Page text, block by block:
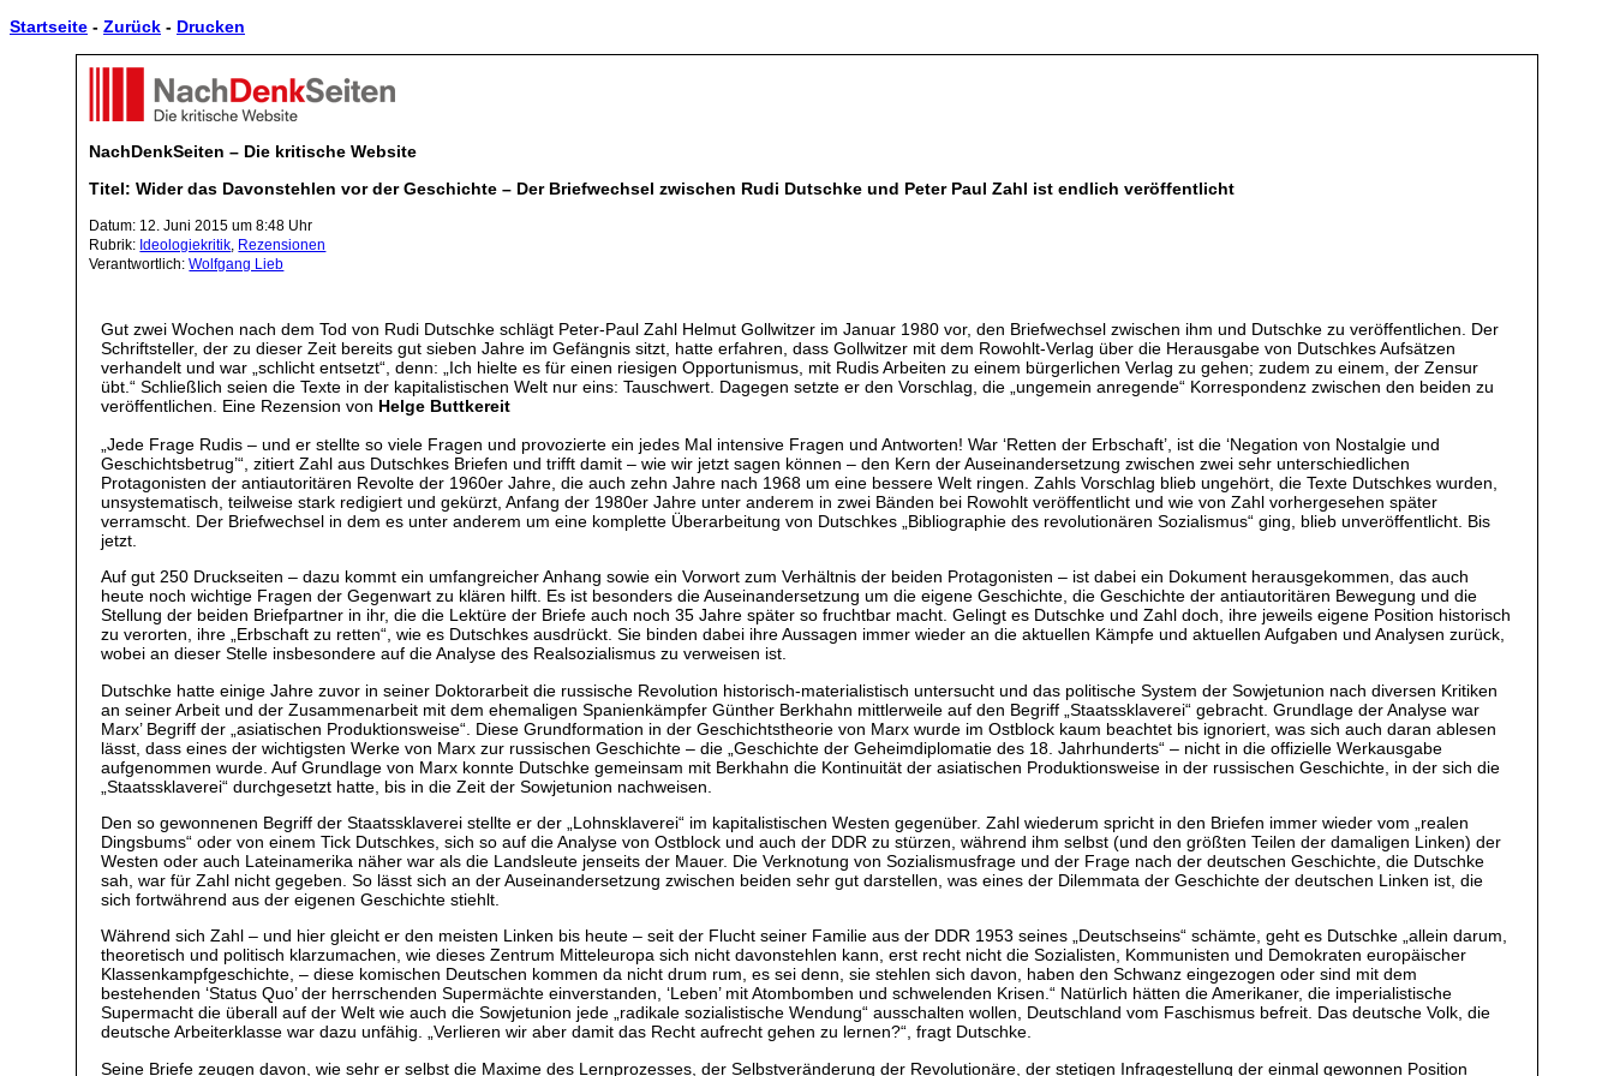
Startseite - Zurück - Drucken
NachDenkSeiten – Die kritische Website
Titel: Wider das Davonstehlen vor der Geschichte – Der Briefwechsel zwischen Rudi Dutschke und Peter Paul Zahl ist endlich veröffentlicht
Datum: 12. Juni 2015 um 8:48 Uhr
Rubrik: Ideologiekritik, Rezensionen
Verantwortlich:Wolfgang Lieb
Gut zwei Wochen nach dem Tod von Rudi Dutschke schlägt Peter-Paul Zahl Helmut Gollwitzer im Januar 1980 vor, den Briefwechsel zwischen ihm und Dutschke zu veröffentlichen. Der
Schriftsteller, der zu dieser Zeit bereits gut sieben Jahre im Gefängnis sitzt, hatte erfahren, dass Gollwitzer mit dem Rowohlt-Verlag über die Herausgabe von Dutschkes Aufsätzen
verhandelt und war „schlicht entsetzt“, denn: „Ich hielte es für einen riesigen Opportunismus, mit Rudis Arbeiten zu einem bürgerlichen Verlag zu gehen; zudem zu einem, der Zensur
übt.“ Schließlich seien die Texte in der kapitalistischen Welt nur eins: Tauschwert. Dagegen setzte er den Vorschlag, die „ungemein anregende“ Korrespondenz zwischen den beiden zu
veröffentlichen. Eine Rezension von Helge Buttkereit
„Jede Frage Rudis – und er stellte so viele Fragen und provozierte ein jedes Mal intensive Fragen und Antworten! War ‘Retten der Erbschaft’, ist die ‘Negation von Nostalgie und
Geschichtsbetrug’“, zitiert Zahl aus Dutschkes Briefen und trifft damit – wie wir jetzt sagen können – den Kern der Auseinandersetzung zwischen zwei sehr unterschiedlichen
Protagonisten der antiautoritären Revolte der 1960er Jahre, die auch zehn Jahre nach 1968 um eine bessere Welt ringen. Zahls Vorschlag blieb ungehört, die Texte Dutschkes wurden,
unsystematisch, teilweise stark redigiert und gekürzt, Anfang der 1980er Jahre unter anderem in zwei Bänden bei Rowohlt veröffentlicht und wie von Zahl vorhergesehen später
verramscht. Der Briefwechsel in dem es unter anderem um eine komplette Überarbeitung von Dutschkes „Bibliographie des revolutionären Sozialismus“ ging, blieb unveröffentlicht. Bis
jetzt.
Auf gut 250 Druckseiten – dazu kommt ein umfangreicher Anhang sowie ein Vorwort zum Verhältnis der beiden Protagonisten – ist dabei ein Dokument herausgekommen, das auch
heute noch wichtige Fragen der Gegenwart zu klären hilft. Es ist besonders die Auseinandersetzung um die eigene Geschichte, die Geschichte der antiautoritären Bewegung und die
Stellung der beiden Briefpartner in ihr, die die Lektüre der Briefe auch noch 35 Jahre später so fruchtbar macht. Gelingt es Dutschke und Zahl doch, ihre jeweils eigene Position historisch
zu verorten, ihre „Erbschaft zu retten“, wie es Dutschkes ausdrückt. Sie binden dabei ihre Aussagen immer wieder an die aktuellen Kämpfe und aktuellen Aufgaben und Analysen zurück,
wobei an dieser Stelle insbesondere auf die Analyse des Realsozialismus zu verweisen ist.
Dutschke hatte einige Jahre zuvor in seiner Doktorarbeit die russische Revolution historisch-materialistisch untersucht und das politische System der Sowjetunion nach diversen Kritiken
an seiner Arbeit und der Zusammenarbeit mit dem ehemaligen Spanienkämpfer Günther Berkhahn mittlerweile auf den Begriff „Staatssklaverei“ gebracht. Grundlage der Analyse war
Marx’ Begriff der „asiatischen Produktionsweise“. Diese Grundformation in der Geschichtstheorie von Marx wurde im Ostblock kaum beachtet bis ignoriert, was sich auch daran ablesen
lässt, dass eines der wichtigsten Werke von Marx zur russischen Geschichte – die „Geschichte der Geheimdiplomatie des 18. Jahrhunderts“ – nicht in die offizielle Werkausgabe
aufgenommen wurde. Auf Grundlage von Marx konnte Dutschke gemeinsam mit Berkhahn die Kontinuität der asiatischen Produktionsweise in der russischen Geschichte, in der sich die
„Staatssklaverei“ durchgesetzt hatte, bis in die Zeit der Sowjetunion nachweisen.
Den so gewonnenen Begriff der Staatssklaverei stellte er der „Lohnsklaverei“ im kapitalistischen Westen gegenüber. Zahl wiederum spricht in den Briefen immer wieder vom „realen
Dingsbums“ oder von einem Tick Dutschkes, sich so auf die Analyse von Ostblock und auch der DDR zu stürzen, während ihm selbst (und den größten Teilen der damaligen Linken) der
Westen oder auch Lateinamerika näher war als die Landsleute jenseits der Mauer. Die Verknotung von Sozialismusfrage und der Frage nach der deutschen Geschichte, die Dutschke
sah, war für Zahl nicht gegeben. So lässt sich an der Auseinandersetzung zwischen beiden sehr gut darstellen, was eines der Dilemmata der Geschichte der deutschen Linken ist, die
sich fortwährend aus der eigenen Geschichte stiehlt.
Während sich Zahl – und hier gleicht er den meisten Linken bis heute – seit der Flucht seiner Familie aus der DDR 1953 seines „Deutschseins“ schämte, geht es Dutschke „allein darum,
theoretisch und politisch klarzumachen, wie dieses Zentrum Mitteleuropa sich nicht davonstehlen kann, erst recht nicht die Sozialisten, Kommunisten und Demokraten europäischer
Klassenkampfgeschichte, – diese komischen Deutschen kommen da nicht drum rum, es sei denn, sie stehlen sich davon, haben den Schwanz eingezogen oder sind mit dem
bestehenden ‘Status Quo’ der herrschenden Supermächte einverstanden, ‘Leben’ mit Atombomben und schwelenden Krisen.“ Natürlich hätten die Amerikaner, die imperialistische
Supermacht die überall auf der Welt wie auch die Sowjetunion jede „radikale sozialistische Wendung“ ausschalten wollen, Deutschland vom Faschismus befreit. Das deutsche Volk, die
deutsche Arbeiterklasse war dazu unfähig. „Verlieren wir aber damit das Recht aufrecht gehen zu lernen?“, fragt Dutschke.
Seine Briefe zeugen davon, wie sehr er selbst die Maxime des Lernprozesses, der Selbstveränderung der Revolutionäre, der stetigen Infragestellung der einmal gewonnen Position